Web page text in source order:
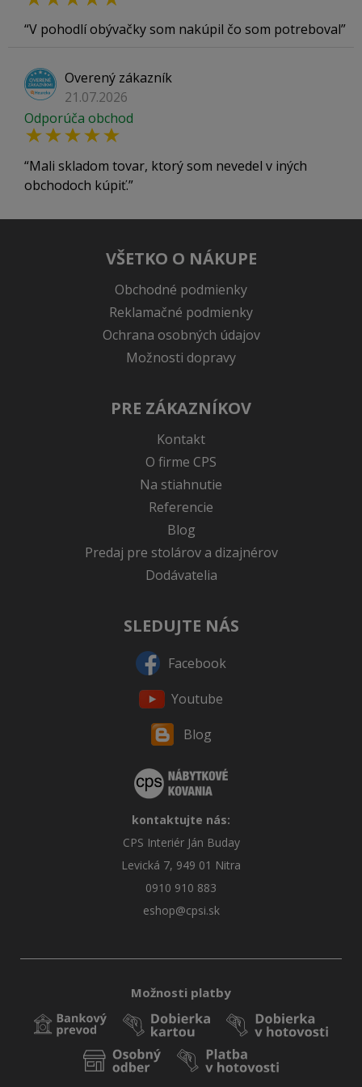
V pohodlí obývačky som nakúpil čo som potreboval
Overený zákazník
21.07.2026
Odporúča obchod
Mali skladom tovar, ktorý som nevedel v iných
obchodoch kúpiť.
VŠETKO O NÁKUPE
Obchodné podmienky
Reklamačné podmienky
Ochrana osobných údajov
Možnosti dopravy
PRE ZÁKAZNÍKOV
Kontakt
O firme CPS
Na stiahnutie
Referencie
Blog
Predaj pre stolárov a dizajnérov
Dodávatelia
SLEDUJTE NÁS
Facebook
Youtube
Blog
kontaktujte nás:
CPS Interiér Ján Buday
Levická 7, 949 01 Nitra
0910 910 883
eshop@cpsi.sk
Možnosti platby